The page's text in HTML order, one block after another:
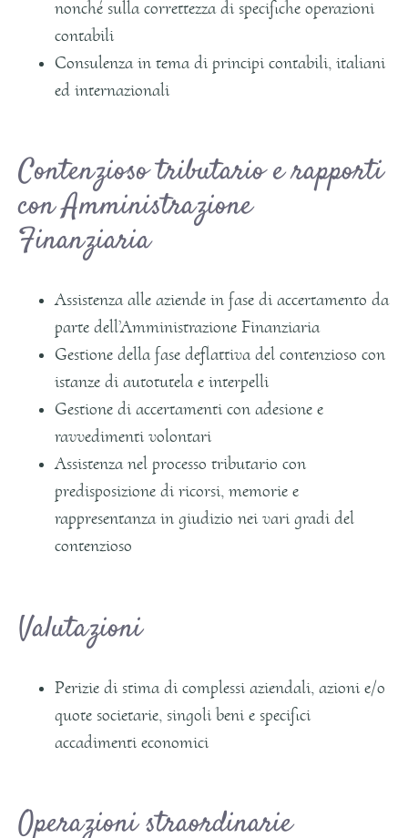
nonché sulla correttezza di specifiche operazioni
contabili
Consulenza in tema di principi contabili, italiani
ed internazionali
Contenzioso tributario e rapporti
con Amministrazione
Finanziaria
Assistenza alle aziende in fase di accertamento da
parte dell’Amministrazione Finanziaria
Gestione della fase deflattiva del contenzioso con
istanze di autotutela e interpelli
Gestione di accertamenti con adesione e
ravvedimenti volontari
Assistenza nel processo tributario con
predisposizione di ricorsi, memorie e
rappresentanza in giudizio nei vari gradi del
contenzioso
Valutazioni
Perizie di stima di complessi aziendali, azioni e/o
quote societarie, singoli beni e specifici
accadimenti economici
Operazioni straordinarie